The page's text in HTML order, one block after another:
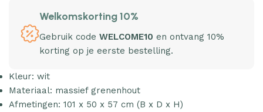
Welkomskorting 10%
Gebruik code WELCOME10 en ontvang 10%
korting op je eerste bestelling.
Kleur: wit
Materiaal: massief grenenhout
Afmetingen: 101 x 50 x 57 cm (B x D x H)